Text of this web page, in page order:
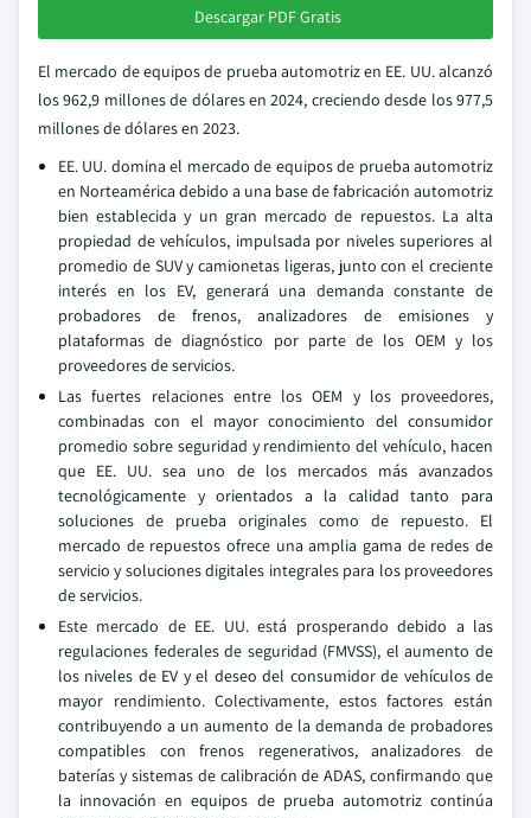
Descargar PDF Gratis
El mercado de equipos de prueba automotriz en EE. UU. alcanzó
los 962,9 millones de dólares en 2024, creciendo desde los 977,5
millones de dólares en 2023.
EE. UU. domina el mercado de equipos de prueba automotriz
en Norteamérica debido a una base de fabricación automotriz
bien establecida y un gran mercado de repuestos. La alta
propiedad de vehículos, impulsada por niveles superiores al
promedio de SUV y camionetas ligeras, junto con el creciente
interés en los EV, generará una demanda constante de
probadores de frenos, analizadores de emisiones y
plataformas de diagnóstico por parte de los OEM y los
proveedores de servicios.
Las fuertes relaciones entre los OEM y los proveedores,
combinadas con el mayor conocimiento del consumidor
promedio sobre seguridad y rendimiento del vehículo, hacen
que EE. UU. sea uno de los mercados más avanzados
tecnológicamente y orientados a la calidad tanto para
soluciones de prueba originales como de repuesto. El
mercado de repuestos ofrece una amplia gama de redes de
servicio y soluciones digitales integrales para los proveedores
de servicios.
Este mercado de EE. UU. está prosperando debido a las
regulaciones federales de seguridad (FMVSS), el aumento de
los niveles de EV y el deseo del consumidor de vehículos de
mayor rendimiento. Colectivamente, estos factores están
contribuyendo a un aumento de la demanda de probadores
compatibles con frenos regenerativos, analizadores de
baterías y sistemas de calibración de ADAS, confirmando que
la innovación en equipos de prueba automotriz continúa